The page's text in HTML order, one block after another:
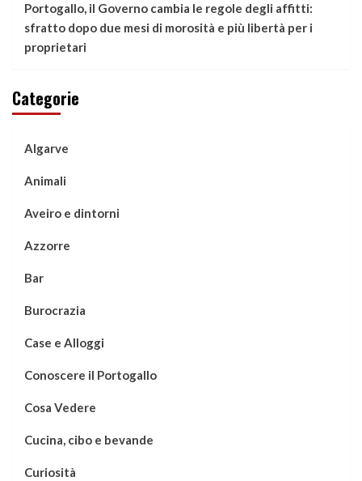
Portogallo, il Governo cambia le regole degli affitti:
sfratto dopo due mesi di morosità e più libertà per i
proprietari
Categorie
Algarve
Animali
Aveiro e dintorni
Azzorre
Bar
Burocrazia
Case e Alloggi
Conoscere il Portogallo
Cosa Vedere
Cucina, cibo e bevande
Curiosità